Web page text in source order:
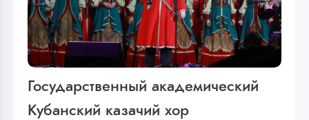
Государственный академический
Кубанский казачий хор